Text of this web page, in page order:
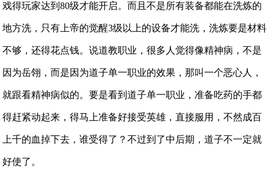
戏得玩家达到80级才能开启。而且不是所有装备都能在洗炼的
地方洗，只有上帝的觉醒3级以上的设备才能洗，洗炼要是材料
不够，还得花点钱。说道教职业，很多人觉得像精神病，不是
因为岳翎，而是因为道子单一职业的效果，那叫一个恶心人，
就跟看精神病似的。要是看到道子单一职业，准备吃药的手都
得赶紧动起来，得马上准备好接受英雄，直接服用，不然成百
上千的血掉下去，谁受得了？不过到了中后期，道子不一定就
好使了。